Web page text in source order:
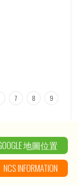
7 8 9
地圖位置
NCS INFORMATION